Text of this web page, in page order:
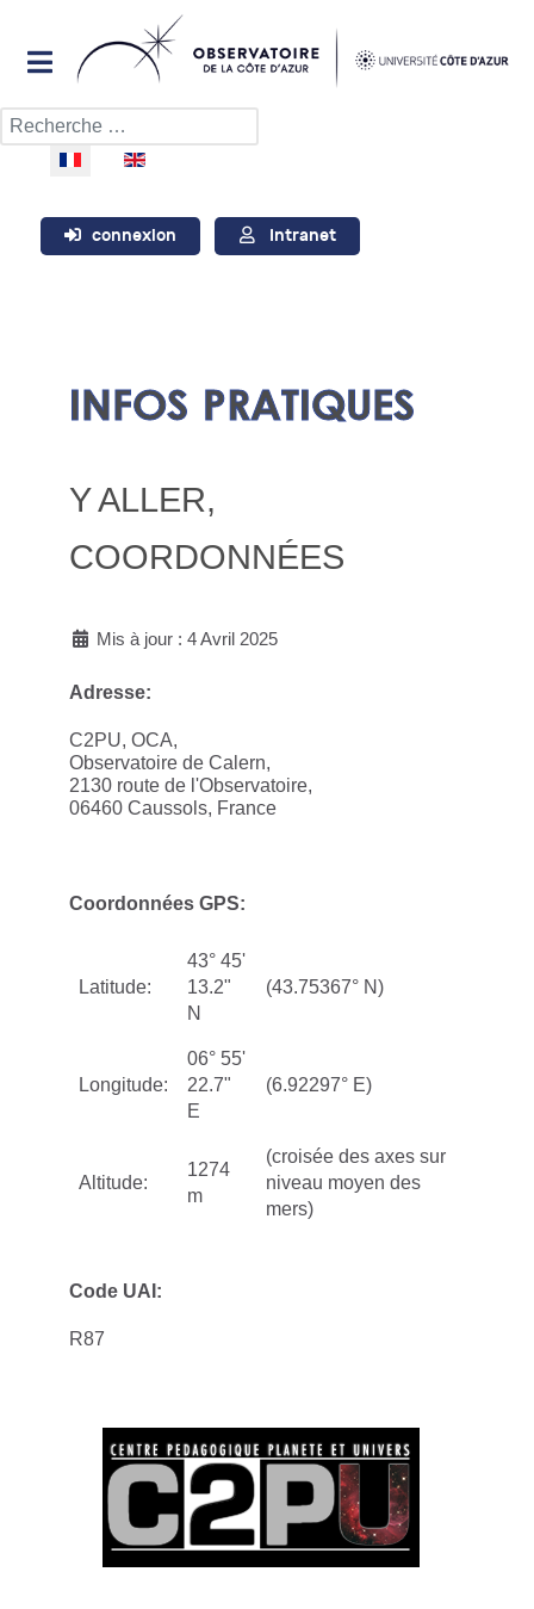
Rechercher
Sélectionnez votre langue
connexion Intranet
INFOS PRATIQUES
Y ALLER,
COORDONNÉES
Mis à jour : 4 Avril 2025
Adresse:
C2PU, OCA,
Observatoire de Calern,
2130 route de l'Observatoire,
06460 Caussols, France
Coordonnées GPS:
Latitude:
43° 45'
13.2"
N
(43.75367° N)
Longitude:
06° 55'
22.7"
E
(6.92297° E)
Altitude:
1274
m
(croisée des axes sur
niveau moyen des
mers)
Code UAI:
R87